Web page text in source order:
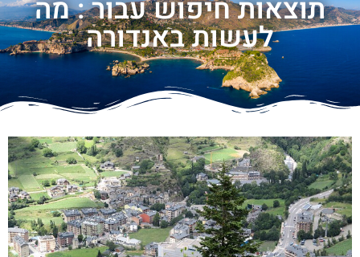
תוצאות חיפוש עבור : מה
לעשות באנדורה